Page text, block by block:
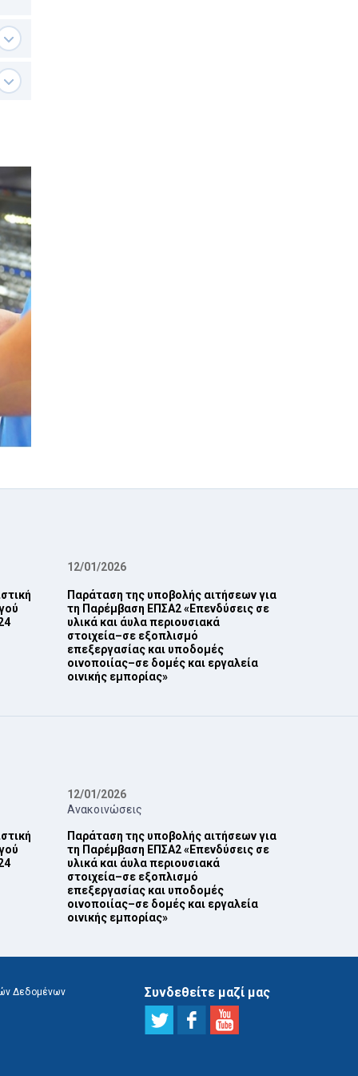
12/01/2026
Παράταση της υποβολής αιτήσεων για
τη Παρέμβαση ΕΠ‎ΣΑ2 ‎«Επενδύσεις σε
υλικά και άυλα περιουσιακά
στοιχεία–σε εξοπλισμό
επεξεργασίας και ‎υποδομές
οινοποιίας–σε δομές και εργαλεία
οινικής εμπορίας»‎
12/01/2026
Ανακοινώσεις
Παράταση της υποβολής αιτήσεων για
τη Παρέμβαση ΕΠ‎ΣΑ2 ‎«Επενδύσεις σε
υλικά και άυλα περιουσιακά
στοιχεία–σε εξοπλισμό
επεξεργασίας και ‎υποδομές
οινοποιίας–σε δομές και εργαλεία
οινικής εμπορίας»‎
Δεδομένων Συνδεθείτε μαζί μας